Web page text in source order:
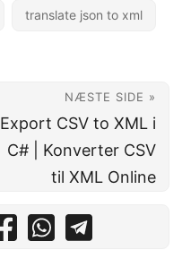
translate json to xml
NÆSTE SIDE »
Export CSV to XML i
C# | Konverter CSV
til XML Online